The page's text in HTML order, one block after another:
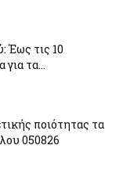
Έως τις 10
τα...
ποιότητας τα
050826